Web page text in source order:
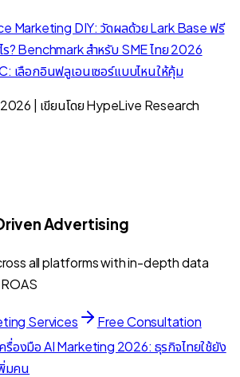
Marketing DIY: วัดผลด้วย Lark Base ฟรี
? Benchmark สำหรับ SME ไทย 2026
เลือกอินฟลูเอนเซอร์แบบไหนให้คุ้ม
| เขียนโดย HypeLive Research
Advertising
all platforms with in-depth data
Services Free Consultation
รื่องมือ AI Marketing 2026: ธุรกิจไทยใช้ยัง
พิ่มคน